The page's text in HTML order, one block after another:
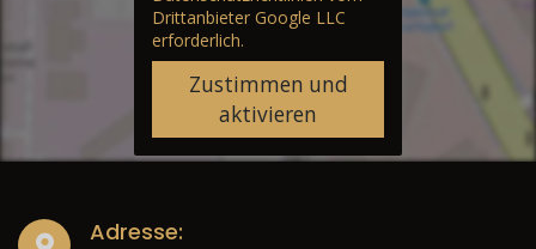
Drittanbieter Google LLC
erforderlich.
Zustimmen und
aktivieren
Adresse: